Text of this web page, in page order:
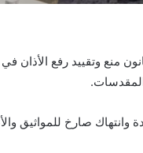
وتقييد رفع الأذان
صارخ للمواثيق